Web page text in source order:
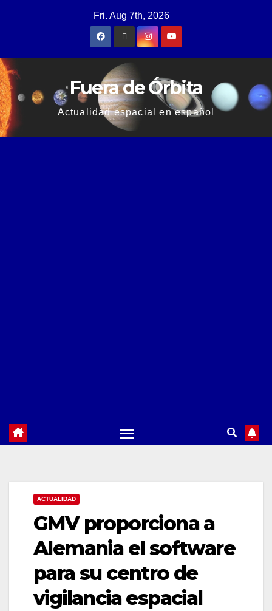
Fri. Aug 7th, 2026
Fuera de Órbita
Actualidad espacial en español
ACTUALIDAD
GMV proporciona a
Alemania el software
para su centro de
vigilancia espacial